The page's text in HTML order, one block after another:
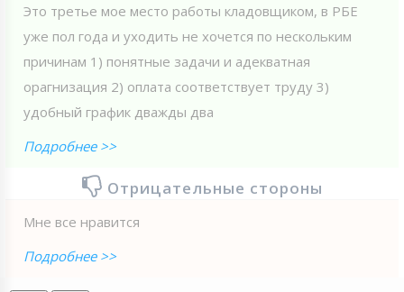
Это третье мое место работы кладовщиком, в РБЕ
уже пол года и уходить не хочется по нескольким
причинам 1) понятные задачи и адекватная
орагнизация 2) оплата соответствует труду 3)
удобный график дважды два
Подробнее >>
Отрицательные стороны
Мне все нравится
Подробнее >>